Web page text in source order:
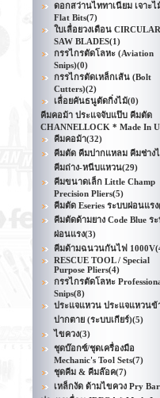
ดอกสว่านไททาเนียม เจาะไ
Flat Bits(7)
ใบเลื่อยวงเดือน CIRCULAR
SAW BLADES(1)
กรรไกรตัดโลหะ (Aviation
Snips)(0)
กรรไกรตัดเหล็กเส้น (Bolt
Cutters)(2)
เลื่อยคันธนูตัดกิ่งไม้(0)
คีมคอม้า ประแจจับแป๊บ คีมตัด
CHANNELLOCK * Made In
คีมคอม้า(32)
คีมตัด คีมปากแหลม คีมช่าง
คีมถ่าง-หนีบแหวน(29)
คีมขนาดเล็ก Little Champ
Precision Pliers(5)
คีมตัด Eseries ระบบผ่อนแรง
คีมตัดด้ามยาง Code Blue ร
ผ่อนแรง(3)
คีมด้ามฉนวนกันไฟ 1000V
RESCUE TOOL / Special
Purpose Pliers(4)
กรรไกรตัดโลหะ
Snips(8)
ประแจแหวน ประแจแหวนข้
ปากตาย (ระบบเกียร์)(5)
ไขควง(3)
ชุดบ๊อกซ์/ชุดเครื่องมือ
Mechanic's Tool Sets(7)
ชุดคีม & คีมล๊อค(7)
เหล็กงัด ด้ามไขควง Pry